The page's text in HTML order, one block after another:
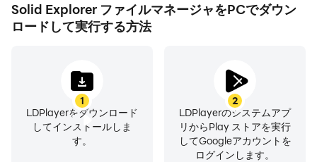
自由にファイルを管理
ス検索で瞬時にファイルを見つけ、パターンを使って一括
リネームし、ダウンロード、写真、動画、音楽、ドキュメ
ント、アプリを自動分類するコレクションを活用できま
Solid Explorer ファイルマネージャをPCでダウン
ロードして実行する方法
1
LDPlayerをダウンロード
してインストールしま
す。
2
LDPlayerのシステムアプ
リからPlay ストアを実行
してGoogleアカウントを
ログインします。